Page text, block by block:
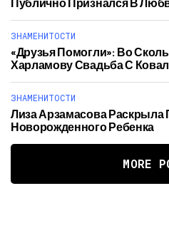
Публично Признался В
ЗНАМЕНИТОСТИ
«Друзья Помогли»: Во
Харламову Свадьба С
ЗНАМЕНИТОСТИ
Лиза Арзамасова Раскрыла
Новорожденного Ребенка
MORE